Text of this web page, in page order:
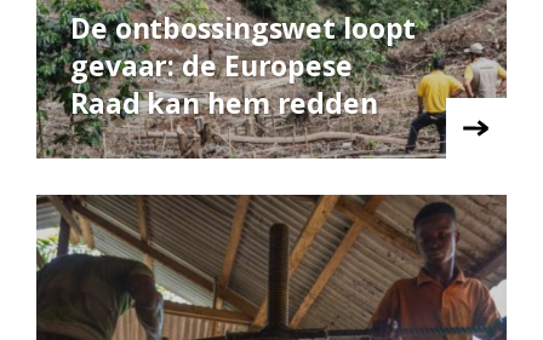
De ontbossingswet loopt
gevaar: de Europese
Raad kan hem redden